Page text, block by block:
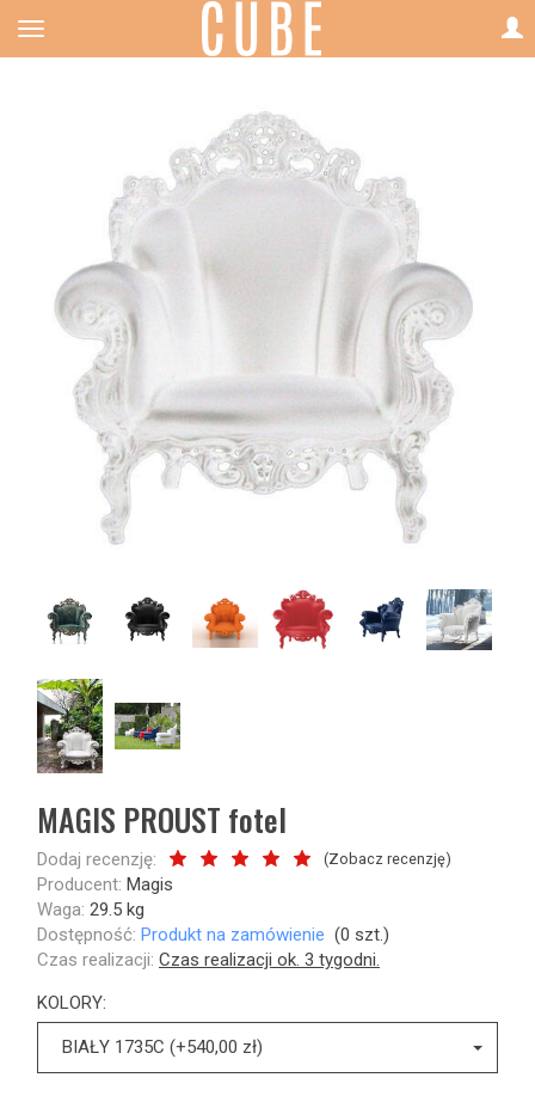
MAGIS PROUST fotel
Dodaj recenzję: (Zobacz recenzję)
Producent: Magis
Waga: 29.5 kg
Dostępność: Produkt na zamówienie (0 szt.)
Czas realizacji: Czas realizacji ok. 3 tygodni.
KOLORY:
BIAŁY 1735C (+540,00 zł)